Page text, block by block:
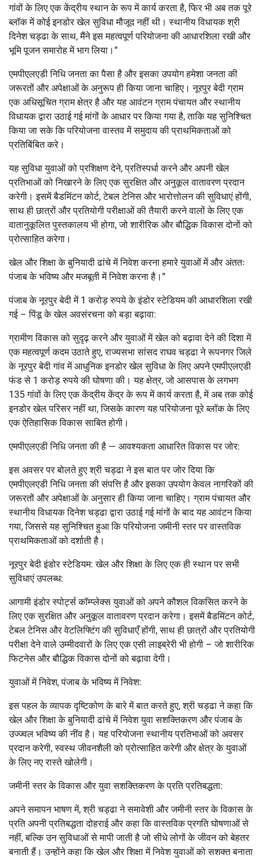
गांवों के लिए एक केंद्रीय स्थान के रूप में कार्य करता है, फिर भी अब तक पूरे
ब्लॉक में कोई इनडोर खेल सुविधा मौजूद नहीं थी। स्थानीय विधायक श्री
दिनेश चड्ढा के साथ, मैंने इस महत्वपूर्ण परियोजना की आधारशिला रखी और
भूमि पूजन समारोह में भाग लिया।”
एमपीएलएडी निधि जनता का पैसा है और इसका उपयोग हमेशा जनता की
जरूरतों और अपेक्षाओं के अनुरूप ही किया जाना चाहिए। नूरपुर बेदी ग्राम
एक अधिसूचित ग्राम क्षेत्र है और यह आवंटन ग्राम पंचायत और स्थानीय
विधायक द्वारा उठाई गई मांगों के आधार पर किया गया है, ताकि यह सुनिश्चित
किया जा सके कि परियोजना वास्तव में समुदाय की प्राथमिकताओं को
प्रतिबिंबित करे।
यह सुविधा युवाओं को प्रशिक्षण देने, प्रतिस्पर्धा करने और अपनी खेल
प्रतिभाओं को निखारने के लिए एक सुरक्षित और अनुकूल वातावरण प्रदान
करेगी। इसमें बैडमिंटन कोर्ट, टेबल टेनिस और भारोत्तोलन की सुविधाएं होंगी,
साथ ही छात्रों और प्रतियोगी परीक्षाओं की तैयारी करने वालों के लिए एक
वातानुकूलित पुस्तकालय भी होगा, जो शारीरिक और बौद्धिक विकास दोनों को
प्रोत्साहित करेगा।
खेल और शिक्षा के बुनियादी ढांचे में निवेश करना हमारे युवाओं में और अंततः
पंजाब के भविष्य और मजबूती में निवेश करना है।”
पंजाब के नूरपुर बेदी में 1 करोड़ रुपये के इंडोर स्टेडियम की आधारशिला रखी
गई – पिंडू के खेल अवसंरचना को बड़ा बढ़ावा:
ग्रामीण विकास को सुदृढ़ करने और युवाओं में खेल को बढ़ावा देने की दिशा में
एक महत्वपूर्ण कदम उठाते हुए, राज्यसभा सांसद राघव चड्ढा ने रूपनगर जिले
के नूरपुर बेदी गांव में आधुनिक इनडोर खेल सुविधा के लिए अपने एमपीएलएडी
फंड से 1 करोड़ रुपये की घोषणा की। यह क्षेत्र, जो आसपास के लगभग
135 गांवों के लिए एक केंद्रीय केंद्र के रूप में कार्य करता है, में अब तक कोई
इनडोर खेल परिसर नहीं था, जिसके कारण यह परियोजना पूरे ब्लॉक के लिए
एक ऐतिहासिक विकास साबित होगी।
एमपीएलएडी निधि जनता की है — आवश्यकता आधारित विकास पर जोर:
इस अवसर पर बोलते हुए श्री चड्ढा ने इस बात पर जोर दिया कि
एमपीएलएडी निधि जनता की संपत्ति है और इसका उपयोग केवल नागरिकों की
जरूरतों और अपेक्षाओं के अनुसार ही किया जाना चाहिए। ग्राम पंचायत और
स्थानीय विधायक दिनेश चड्ढा द्वारा उठाई गई मांगों के बाद यह आवंटन किया
गया, जिससे यह सुनिश्चित हुआ कि परियोजना जमीनी स्तर पर वास्तविक
प्राथमिकताओं को दर्शाती है।
नूरपुर बेदी इंडोर स्टेडियम: खेल और शिक्षा के लिए एक ही स्थान पर सभी
सुविधाएं उपलब्ध:
आगामी इंडोर स्पोर्ट्स कॉम्प्लेक्स युवाओं को अपने कौशल विकसित करने के
लिए एक सुरक्षित और अनुकूल वातावरण प्रदान करेगा। इसमें बैडमिंटन कोर्ट,
टेबल टेनिस और वेटलिफ्टिंग की सुविधाएँ होंगी, साथ ही छात्रों और प्रतियोगी
परीक्षा देने वाले उम्मीदवारों के लिए एक एसी लाइब्रेरी भी होगी – जो शारीरिक
फिटनेस और बौद्धिक विकास दोनों को बढ़ावा देगी।
युवाओं में निवेश, पंजाब के भविष्य में निवेश:
इस पहल के व्यापक दृष्टिकोण के बारे में बात करते हुए, श्री चड्ढा ने कहा कि
खेल और शिक्षा के बुनियादी ढांचे में निवेश युवा सशक्तिकरण और पंजाब के
उज्ज्वल भविष्य की नींव है। यह परियोजना स्थानीय प्रतिभाओं को अवसर
प्रदान करेगी, स्वस्थ जीवनशैली को प्रोत्साहित करेगी और क्षेत्र के युवाओं
के लिए नए रास्ते खोलेगी।
जमीनी स्तर के विकास और युवा सशक्तिकरण के प्रति प्रतिबद्धता:
अपने समापन भाषण में, श्री चड्ढा ने समावेशी और जमीनी स्तर के विकास के
प्रति अपनी प्रतिबद्धता दोहराई और कहा कि वास्तविक प्रगति घोषणाओं से
नहीं, बल्कि उन सुविधाओं से मापी जाती है जो सीधे लोगों के जीवन को बेहतर
बनाती हैं। उन्होंने कहा कि खेल और शिक्षा में निवेश युवाओं को सशक्त बनाता